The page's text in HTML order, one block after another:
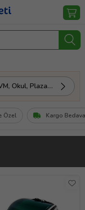
Gönderim Yeri Seçin (Mahalle, AVM, Okul, Plaza vs.)
Özel Kargo Bedava